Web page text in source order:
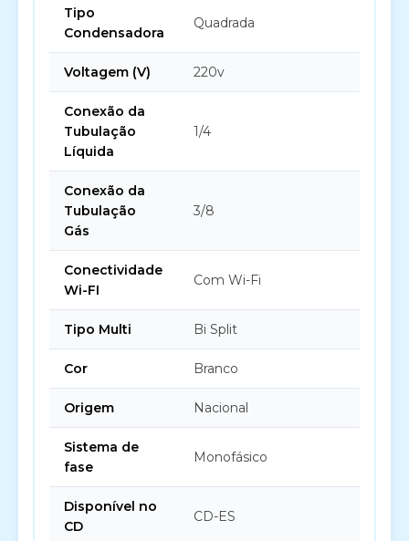
Tipo
Condensadora
Quadrada
Voltagem (V) 220v
Conexão da
Tubulação
Líquida
1/4
Conexão da
Tubulação
Gás
3/8
Conectividade
Wi-FI
Com Wi-Fi
Tipo Multi Bi Split
Cor Branco
Origem Nacional
Sistema de
fase
Monofásico
Disponível no
CD
CD-ES